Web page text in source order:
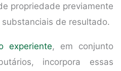
propriedade previamente
de resultado.
experiente, em conjunto
incorpora essas